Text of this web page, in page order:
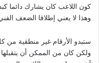
كون اللاعب كان يشارك دائما
وهذا لا يعني إطلاقا الضعف
ستبدو الأرقام غير منطقية من
ولكن كان من الممكن أن